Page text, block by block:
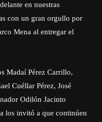
en nuestras
con un gran orgullo por
Mena al entregar el
Madaí Pérez Carrillo,
Cuéllar Pérez, José
Odilón Jacinto
los invitó a que continúen